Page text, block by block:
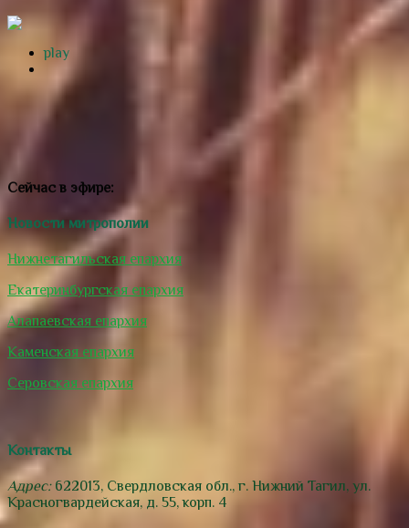
play
Сейчас в эфире:
Новости митрополии
Нижнетагильская епархия
Екатеринбургская епархия
Алапаевская епархия
Каменская епархия
Серовская епархия
Контакты
Адрес:622013, Свердловская обл., г. Нижний Тагил, ул.
Красногвардейская, д. 55, корп. 4